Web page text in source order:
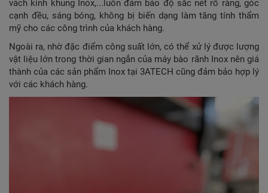
vách kính khung Inox,...luôn đảm bảo độ sắc nét rõ ràng, góc
cạnh đều, sáng bóng, không bị biến dạng làm tăng tính thẩm
mỹ cho các công trình của khách hàng.
Ngoài ra, nhờ đặc điểm công suất lớn, có thể xử lý được lượng
vật liệu lớn trong thời gian ngắn của máy bào rãnh Inox nên giá
thành của các sản phẩm Inox tại 3ATECH cũng đảm bảo hợp lý
với các khách hàng.